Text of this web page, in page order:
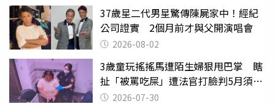
37歲星二代男星驚傳陳屍家中！經紀
公司證實 2個月前才與父開演唱會
2026-08-02
3歲童玩搖搖馬遭陌生婦狠甩巴掌 瞎
扯「被罵吃屎」遭法官打臉判5月須入
監 2026-07-30